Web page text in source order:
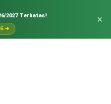
2027 Terbatas!
→
×